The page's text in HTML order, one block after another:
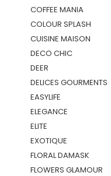
COFFEE MANIA
COLOUR SPLASH
CUISINE MAISON
DECO CHIC
DEER
DELICES GOURMENTS
EASYLIFE
ELEGANCE
ELITE
EXOTIQUE
FLORAL DAMASK
FLOWERS GLAMOUR